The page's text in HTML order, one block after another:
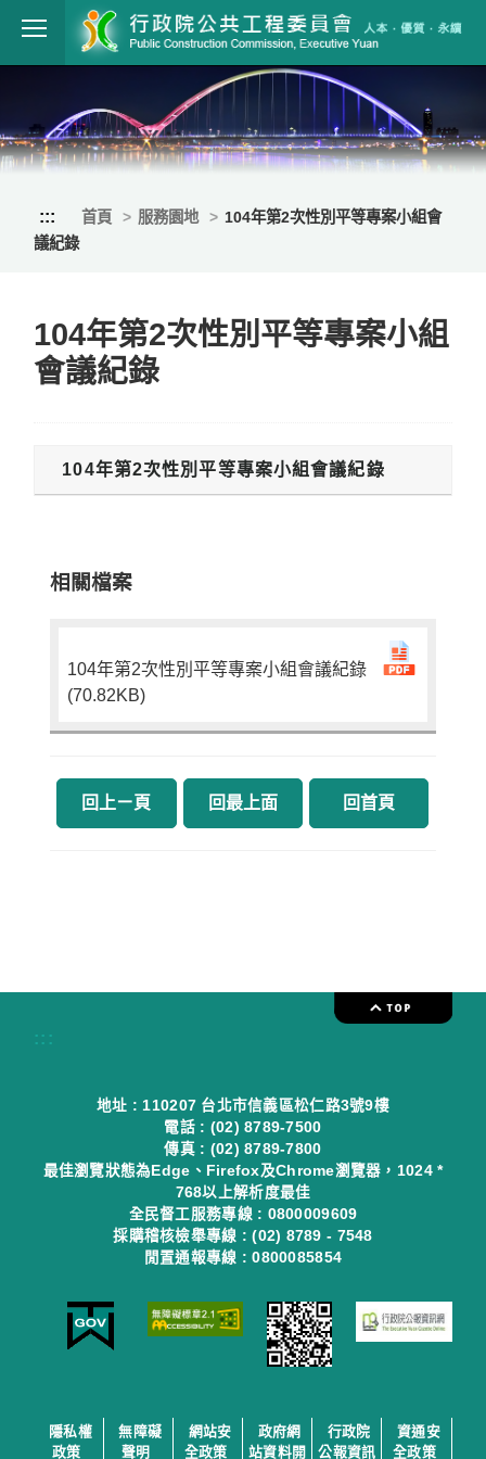
跳到主要內容
行政院公共工
::: 首頁 服務園地
104年第2次性別平等專案小組會
議紀錄
104年第2次性別平等專案小組
會議紀錄
104年第2次性別平等專案小組會議紀錄
相關檔案
104年第2次性別平等專案小組會議紀錄
(70.82KB)
回上ㄧ頁 回最上面 回首頁
:::
地址 : 110207 台北市信義區松仁路3號9樓
電話 : (02) 8789-7500
傳真 : (02) 8789-7800
最佳瀏覽狀態為Edge、Firefox及Chrome瀏覽器，1024 *
768以上解析度最佳
全民督工服務專線 : 0800009609
採購稽核檢舉專線 : (02) 8789 - 7548
閒置通報專線 : 0800085854
隱私權
政策
無障礙
聲明
網站安
全政策
政府網
站資料開
行政院
公報資訊
資通安
全政策